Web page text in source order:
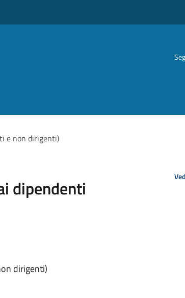
e non dirigenti)
dipendenti
dirigenti)